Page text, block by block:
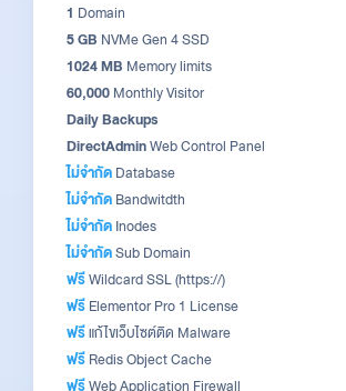
1 Domain
5 GB NVMe Gen 4 SSD
1024 MB Memory limits
60,000 Monthly Visitor
Daily Backups
DirectAdminWeb Control Panel
ไม่จำกัด Database
ไม่จำกัด Bandwitdth
ไม่จำกัด Inodes
ไม่จำกัดSub Domain
ฟรีWildcard SSL (https://)
ฟรี Elementor Pro 1 License
ฟรีแก้ไขเว็บไซต์ติด Malware
ฟรี Redis Object Cache